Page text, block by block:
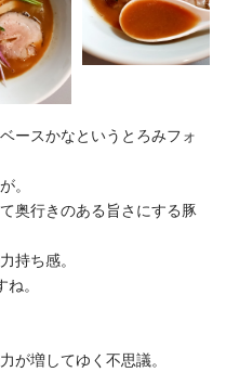
ースかなというとろみフォ
。
奥行きのある旨さにする豚
持ち感。
。
が増してゆく不思議。